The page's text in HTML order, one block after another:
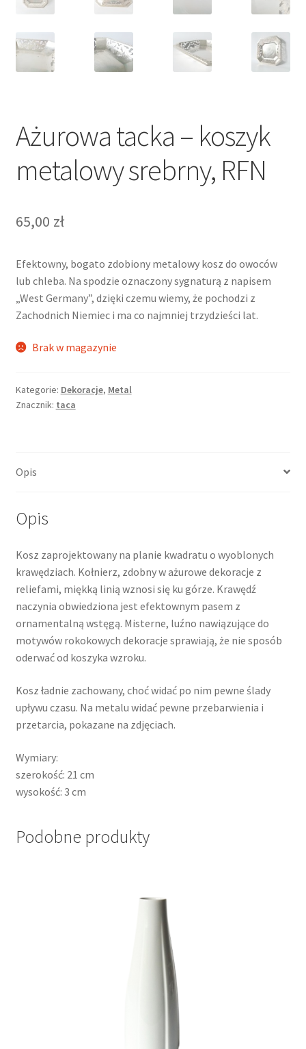
Ażurowa tacka – koszyk
metalowy srebrny, RFN
65,00 zł
Efektowny, bogato zdobiony metalowy kosz do owoców
lub chleba. Na spodzie oznaczony sygnaturą z napisem
„West Germany”, dzięki czemu wiemy, że pochodzi z
Zachodnich Niemiec i ma co najmniej trzydzieści lat.
Brak w magazynie
Kategorie: Dekoracje, Metal
Znacznik: taca
Opis
Opis
Kosz zaprojektowany na planie kwadratu o wyoblonych
krawędziach. Kołnierz, zdobny w ażurowe dekoracje z
reliefami, miękką linią wznosi się ku górze. Krawędź
naczynia obwiedziona jest efektownym pasem z
ornamentalną wstęgą. Misterne, luźno nawiązujące do
motywów rokokowych dekoracje sprawiają, że nie sposób
oderwać od koszyka wzroku.
Kosz ładnie zachowany, choć widać po nim pewne ślady
upływu czasu. Na metalu widać pewne przebarwienia i
przetarcia, pokazane na zdjęciach.
Wymiary:
szerokość: 21 cm
wysokość: 3 cm
Podobne produkty